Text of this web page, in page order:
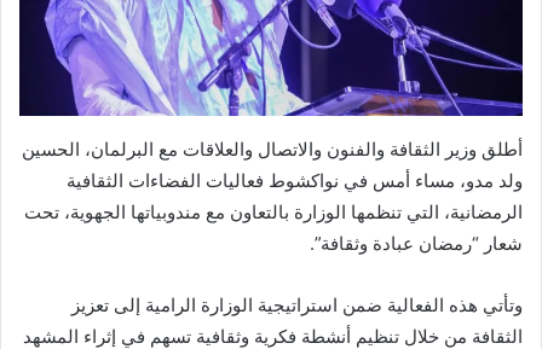
أطلق وزير الثقافة والفنون والاتصال والعلاقات مع البرلمان، الحسين
ولد مدو، مساء أمس في نواكشوط فعاليات الفضاءات الثقافية
الرمضانية، التي تنظمها الوزارة بالتعاون مع مندوبياتها الجهوية، تحت
شعار “رمضان عبادة وثقافة”.
وتأتي هذه الفعالية ضمن استراتيجية الوزارة الرامية إلى تعزيز
الثقافة من خلال تنظيم أنشطة فكرية وثقافية تسهم في إثراء المشهد